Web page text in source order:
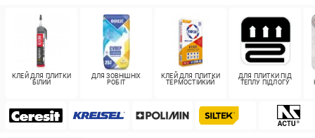
КЛЕЙ ДЛЯ ПЛИТКИ
БІЛИЙ
ДЛЯ ЗОВНІШНІХ
РОБІТ
КЛЕЙ ДЛЯ ПЛИТКИ
ТЕРМОСТІЙКИЙ
ДЛЯ ПЛИТКИ ПІД
ТЕПЛУ ПІДЛОГУ